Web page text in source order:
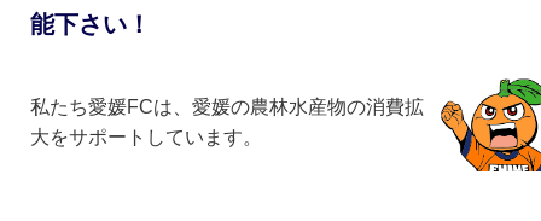
能下さい！
私たち愛媛FCは、愛媛の農林水産物の消費拡
大をサポートしています。